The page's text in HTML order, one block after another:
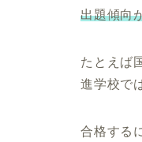
出題傾向
たとえば
進学校で
合格する